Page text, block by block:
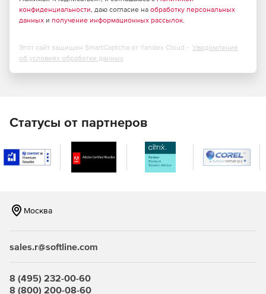
работать с несколькими операторами SIP и H.323.
номера.
факсами через приложение-консоль Fax Voip.
Отправка факсов через электронную почту и
получение факсов на электронный ящик.
электронной почте, сохранить в папке, печать).
необходимой информации по факсу в процессе
Совместимость с Microsoft Fax, BVRP Classic Phone
конфиденциальности, даю согласие на обработку персональных
данных и получение информационных рассылок.
Этот сайт защищен SmartCaptcha от Yandex Cloud - Уведомление
об условиях обработки данных
Статусы от партнеров
Москва
sales.r@softline.com
8 (495) 232-00-60
8 (800) 200-08-60